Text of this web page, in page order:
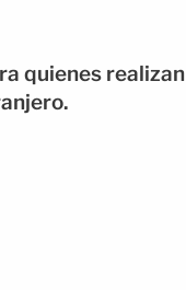
quienes realizan